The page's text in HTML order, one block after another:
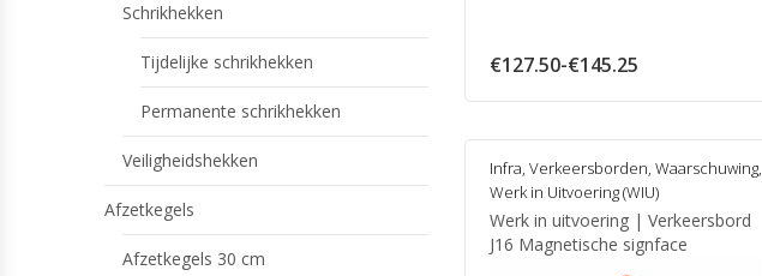
€127.50-€145.25
€145.25
Infra, Verkeersborden, Waarschuwing,
Werk in Uitvoering (WIU)
Werk in uitvoering | Verkeersbord
J16 Magnetische signface
Schrikhekken
Tijdelijke schrikhekken
Permanente schrikhekken
Veiligheidshekken
Afzetkegels
Afzetkegels 30 cm